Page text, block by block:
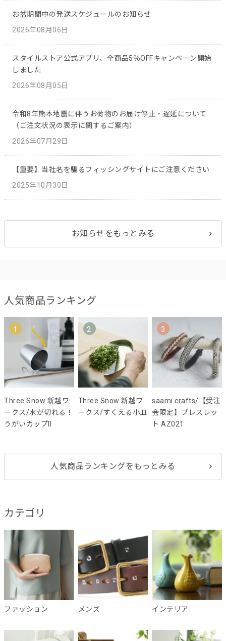
お盆期間中の発送スケジュールのお知らせ
2026年08月06日
スタイルストア公式アプリ、全商品5％OFFキャンペーン開始
しました
2026年08月05日
令和8年熊本地震に伴うお荷物のお届け停止・遅延について
（ご注文状況の表示に関するご案内）
2026年07月29日
【重要】当社名を騙るフィッシングサイトにご注意ください
2025年10月30日
お知らせをもっとみる
人気商品ランキング
1
Three Snow 新越ワ
ークス/水が切れる！
うがいカップII
2
Three Snow 新越ワ
ークス/すくえる小皿
3
saami crafts/【受注
会限定】ブレスレッ
ト AZ021
人気商品ランキングをもっとみる
カテゴリ
ファッション メンズ インテリア